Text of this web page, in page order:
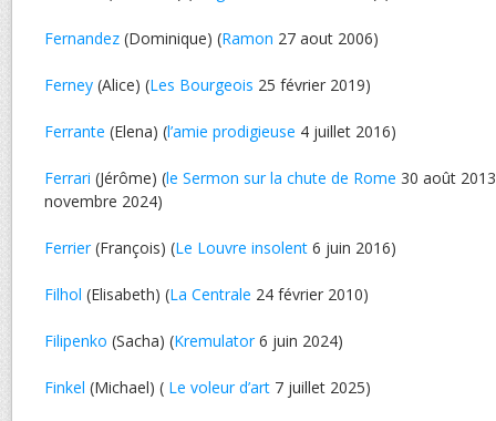
Fernandez (Dominique) (Ramon 27 aout 2006)
Ferney (Alice) (Les Bourgeois 25 février 2019)
Ferrante (Elena) (l’amie prodigieuse 4 juillet 2016)
Ferrari (Jérôme) (le Sermon sur la chute de Rome 30 août
novembre 2024)
Ferrier(François) (Le Louvre insolent 6 juin 2016)
Filhol (Elisabeth) (La Centrale 24 février 2010)
Filipenko (Sacha) (Kremulator6 juin 2024)
Finkel (Michael) ( Le voleur d’art 7 juillet 2025)